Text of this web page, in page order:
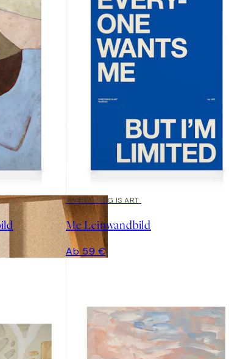
EVERYTHING IS ART
Me Leinwandbild
Ab 59 €